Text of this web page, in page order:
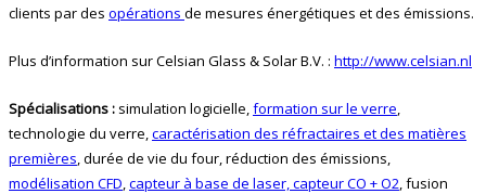
clients par des opérations de mesures énergétiques et des émissions.
Plus d’information sur Celsian Glass & Solar B.V. : http://www.celsian.nl
Spécialisations : simulation logicielle, formation sur le verre
technologie du verre, caractérisation des réfractaires et des matières
premières , durée de vie du four, réduction des émissions,
modélisation CFD capteur à base de laser, capteur CO + O2 , fusion